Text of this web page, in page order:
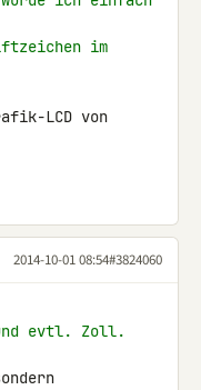
im
LCD von
2014-10-01 08:54#3824060
evtl. Zoll.